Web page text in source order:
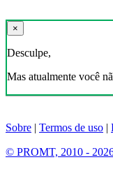
×
Desculpe,
Mas atualmente você
Sobre | Termos de uso |
© PROMT, 2010 -